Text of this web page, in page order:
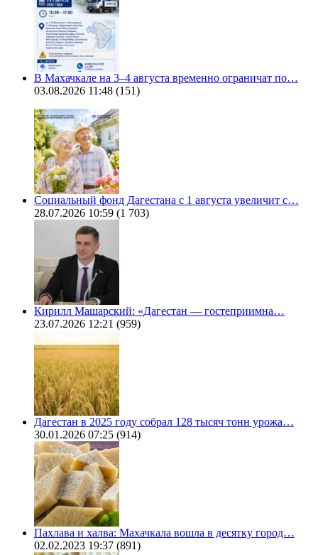
В Махачкале на 3–4 августа временно ограничат по…
03.08.2026 11:48 (151)
Социальный фонд Дагестана с 1 августа увеличит с…
28.07.2026 10:59 (1 703)
Кирилл Машарский: «Дагестан — гостеприимна…
23.07.2026 12:21 (959)
Дагестан в 2025 году собрал 128 тысяч тонн урожа…
30.01.2026 07:25 (914)
Пахлава и халва: Махачкала вошла в десятку город…
02.02.2023 19:37 (891)